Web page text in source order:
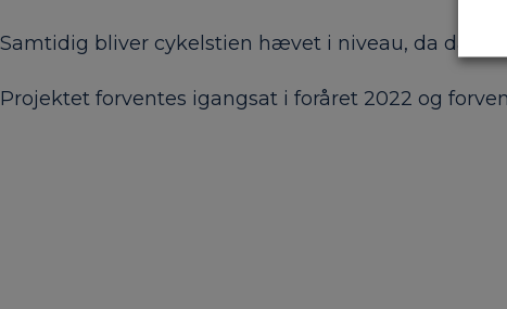
Samtidig bliver cykelstien hævet i niveau, da
Projektet forventes igangsat i foråret 2022 og